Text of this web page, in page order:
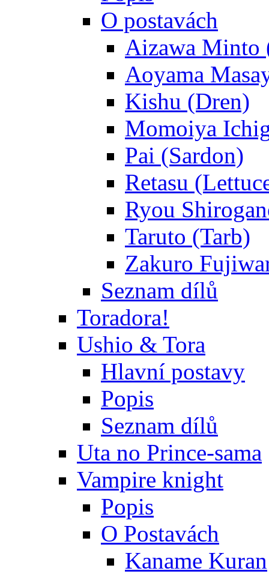
O postavách
Aizawa Minto
Aoyama
Kishu (Dren)
Momoiya
Pai (Sardon)
Retasu
Ryou
Taruto (Tarb)
Zakuro
Seznam dílů
Toradora!
Ushio & Tora
Hlavní postavy
Popis
Seznam dílů
Uta no Prince-sama
Vampire knight
Popis
O Postavách
Kaname Kuran